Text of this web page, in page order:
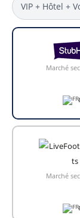
VIP + Hôtel +
Marché
Marché